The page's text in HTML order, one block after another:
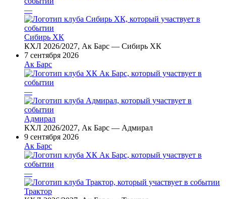
—
Сибирь ХК
КХЛ 2026/2027, Ак Барс — Сибирь ХК
7 сентября 2026
Ак Барс
—
Адмирал
КХЛ 2026/2027, Ак Барс — Адмирал
9 сентября 2026
Ак Барс
—
Трактор